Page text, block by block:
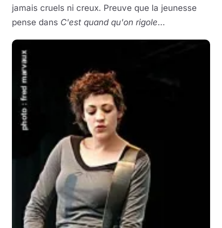
jamais cruels ni creux. Preuve que la jeunesse
pense dans C'est quand qu'on rigole...